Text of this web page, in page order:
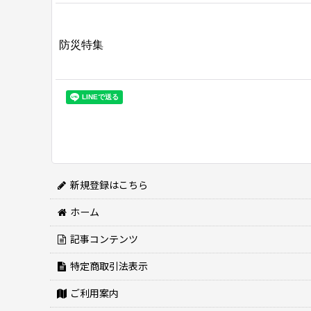
防災特集
新規登録はこちら
ホーム
記事コンテンツ
特定商取引法表示
ご利用案内